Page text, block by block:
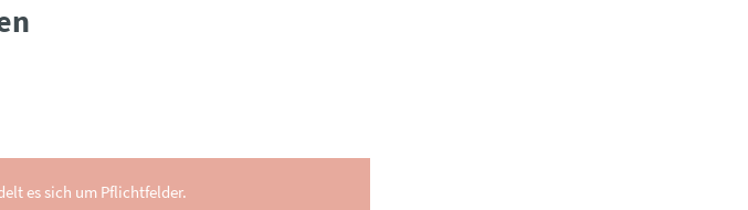
es sich um Pflichtfelder.